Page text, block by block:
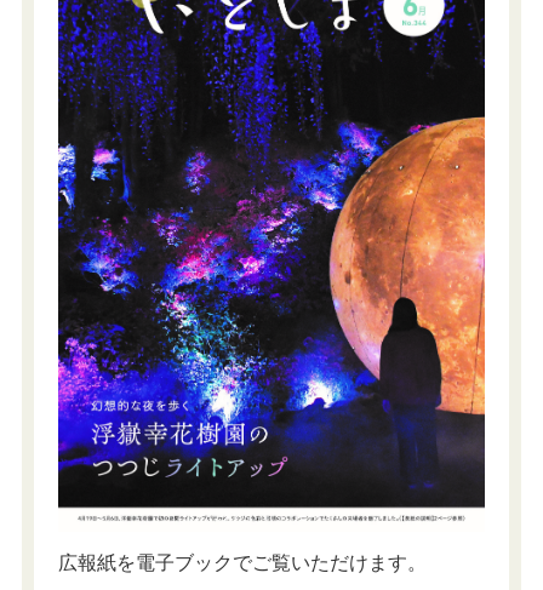
広報紙を電子ブックでご覧いただけます。